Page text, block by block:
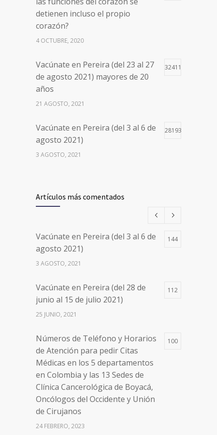
detienen incluso el propio
corazón?
4 OCTUBRE, 2020
Vacúnate en Pereira (del 23 al 27
de agosto 2021) mayores de 20
años
32411
21 AGOSTO, 2021
Vacúnate en Pereira (del 3 al 6 de
agosto 2021)
28193
3 AGOSTO, 2021
de agosto 2021) mayores de 20
años
Números de Teléfono y Horarios
de Atención para pedir Citas
Médicas en los 5 departamentos
Clínica Cancerológica de Boyacá,
Oncólogos del Occidente y Unión
de Cirujanos
Artículos más comentados
Vacúnate en Pereira (del 3 al 6 de
agosto 2021)
144
3 AGOSTO, 2021
Vacúnate en Pereira (del 28 de
junio al 15 de julio 2021)
112
25 JUNIO, 2021
Números de Teléfono y Horarios
de Atención para pedir Citas
Médicas en los 5 departamentos
en Colombia y las 13 Sedes de
Clínica Cancerológica de Boyacá,
Oncólogos del Occidente y Unión
de Cirujanos
100
24 FEBRERO, 2023